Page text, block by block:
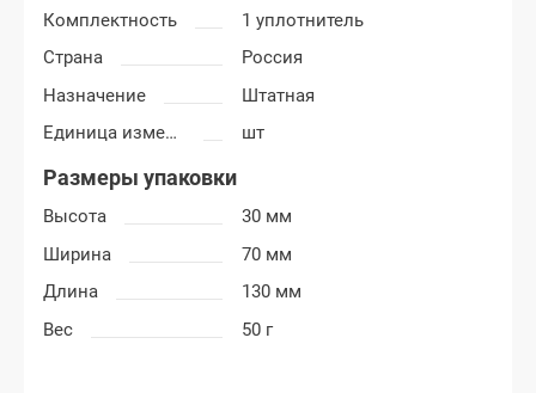
Комплектность
1 уплотнитель
Страна
Россия
Назначение
Штатная
Единица измерения
шт
Размеры упаковки
Высота
30 мм
Ширина
70 мм
Длина
130 мм
Вес
50 г